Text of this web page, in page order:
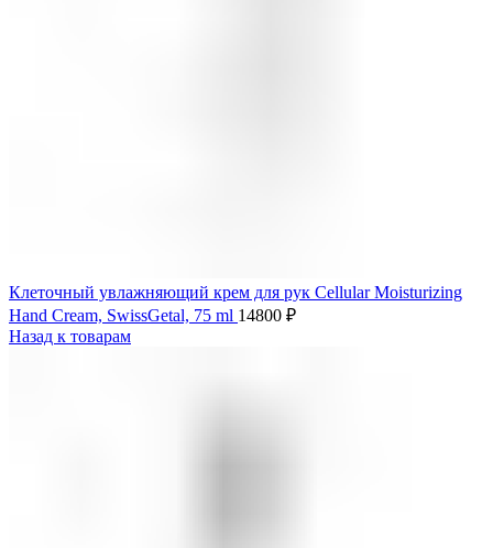
Клеточный увлажняющий крем для рук Cellular Moisturizing
Hand Cream, SwissGetal, 75 ml 14800 ₽
Назад к товарам